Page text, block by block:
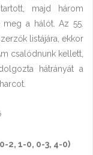
majd három
a hálót. Az 55.
listájára, ekkor
csalódnunk kellett,
hátrányát a
2, 1-0, 0-3, 4-0)